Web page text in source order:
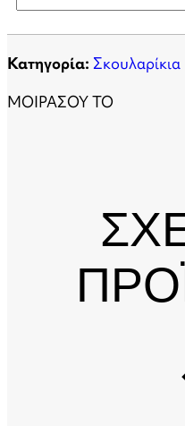
Κατηγορία: Σκουλαρίκια
ΜΟΙΡΑΣΟΥ ΤΟ